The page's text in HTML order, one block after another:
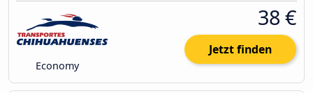
Economy
38 €
Jetzt finden